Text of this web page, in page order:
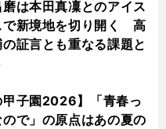
は本田真凜とのアイス
で新境地を切り開く 高
証言とも重なる課題と
甲子園2026】「青春っ
で」の原点はあの夏の